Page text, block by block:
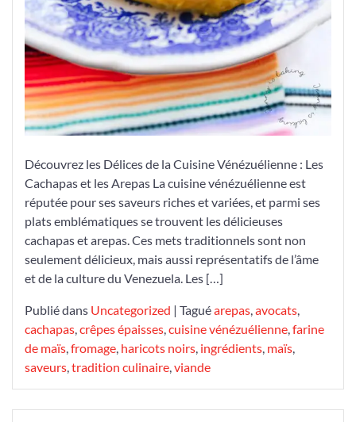
Découvrez les Délices de la Cuisine Vénézuélienne : Les
Cachapas et les Arepas La cuisine vénézuélienne est
réputée pour ses saveurs riches et variées, et parmi ses
plats emblématiques se trouvent les délicieuses
cachapas et arepas. Ces mets traditionnels sont non
seulement délicieux, mais aussi représentatifs de l’âme
et de la culture du Venezuela. Les […]
Publié dans Uncategorized | Taguéarepas,avocats,
cachapas,crêpes épaisses,cuisine vénézuélienne,farine
de maïs,fromage, haricots noirs, ingrédients, maïs,
saveurs,tradition culinaire,viande